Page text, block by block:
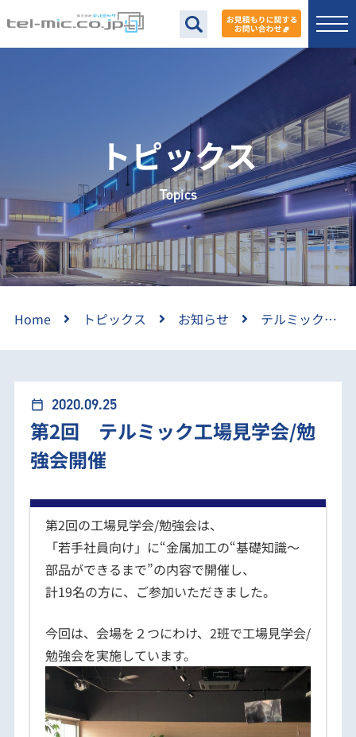
トピックス
Topics
Home トピックス お知らせ テルミックＮＥＷＳ
第2回 テルミック工場見学会/勉強会開催
calendar_today 2020.09.25
第2回 テルミック工場見学会/勉
強会開催
第2回の工場見学会/勉強会は、
「若手社員向け」に“金属加工の“基礎知識～
部品ができるまで”の内容で開催し、
計19名の方に、ご参加いただきました。
今回は、会場を２つにわけ、2班で工場見学会/
勉強会を実施しています。